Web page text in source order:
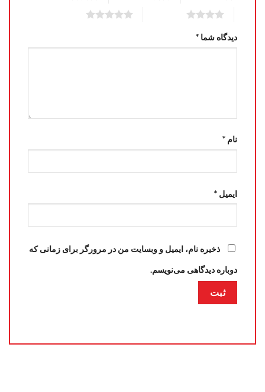
دیدگاه شما *
نام *
ایمیل *
ذخیره نام، ایمیل و وبسایت من در مرورگر برای زمانی که
دوباره دیدگاهی می‌نویسم.